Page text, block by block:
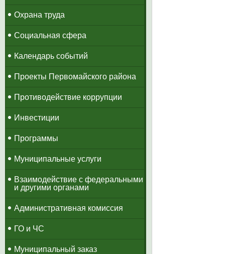
Охрана труда
Социальная сфера
Календарь событий
Проекты Первомайского района
Противодействие коррупции
Инвестиции
Программы
Муниципальные услуги
Взаимодействие с федеральными
и другими органами
Административная комиссия
ГО и ЧС
Муниципальный заказ